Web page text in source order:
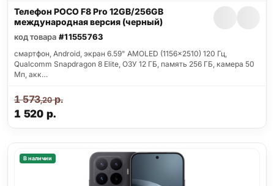
Телефон POCO F8 Pro 12GB/256GB
международная версия (черный)
код товара #11555763
смартфон, Android, экран 6.59" AMOLED (1156x2510) 120 Гц,
Qualcomm Snapdragon 8 Elite, ОЗУ 12 ГБ, память 256 ГБ, камера 50
Мп, акк…
1 520 р.
1 573,20р.
В наличии